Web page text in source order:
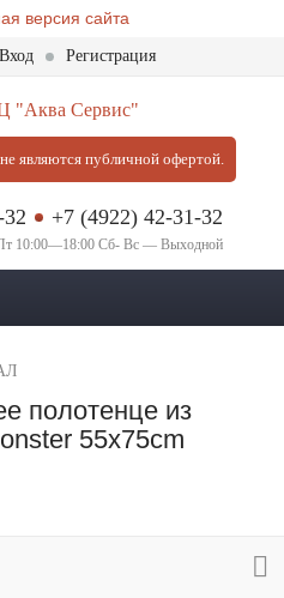
версия сайта
Вход Регистрация
являются публичной офертой.
+7 (4922) 42-31-32
10:00—18:00 Сб- Вс — Выходной
полотенце из
55х75cm